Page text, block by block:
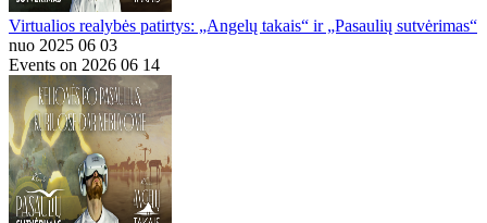
Virtualios realybės patirtys: „Angelų takais“ ir „Pasaulių sutvėrimas“
nuo 2025 06 03
Events on 2026 06 14